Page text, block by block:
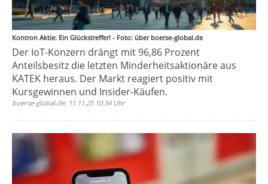
Kontron Aktie: Ein Glückstreffer! - Foto: über boerse-global.de
Der IoT-Konzern drängt mit 96,86 Prozent
Anteilsbesitz die letzten Minderheitsaktionäre aus
KATEK heraus. Der Markt reagiert positiv mit
Kursgewinnen und Insider-Käufen.
boerse-global.de, 11.11.25 10:34 Uhr